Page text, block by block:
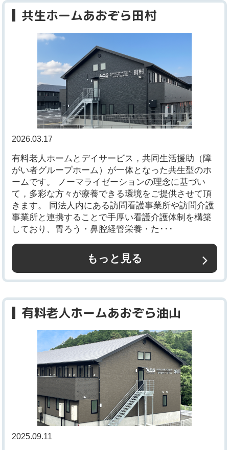
共生ホームあおぞら田村
2026.03.17
有料老人ホームとデイサービス，共同生活援助（障
がい者グループホーム）が一体となった共生型のホ
ームです。 ノーマライゼーションの理念に基づい
て，多彩な方々が療養できる環境をご提供させて頂
きます。 同法人内にある訪問看護事業所や訪問介護
事業所と連携することで手厚い看護介護体制を構築
しており、胃ろう・鼻腔経管栄養・た･･･
もっと見る
有料老人ホームあおぞら油山
2025.09.11